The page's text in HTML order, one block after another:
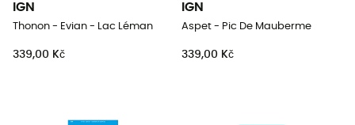
IGN
Thonon - Evian - Lac Léman
339,00 Kč
IGN
Aspet - Pic De Mauberme
339,00 Kč